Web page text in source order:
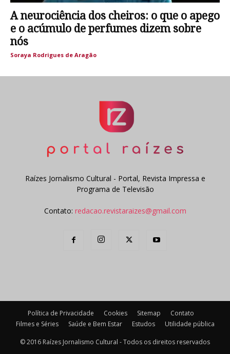
A neurociência dos cheiros: o que o apego
e o acúmulo de perfumes dizem sobre
nós
Soraya Rodrigues de Aragão
Raízes Jornalismo Cultural - Portal, Revista Impressa e
Programa de Televisão
Contato: redacao.revistaraizes@gmail.com
Política de Privacidade Cookies Sitemap
Contato
Filmes e Séries
Saúde e Bem Estar Estudos Utilidade pública
© 2016 Raízes Jornalismo Cultural - Todos os direitos reservados